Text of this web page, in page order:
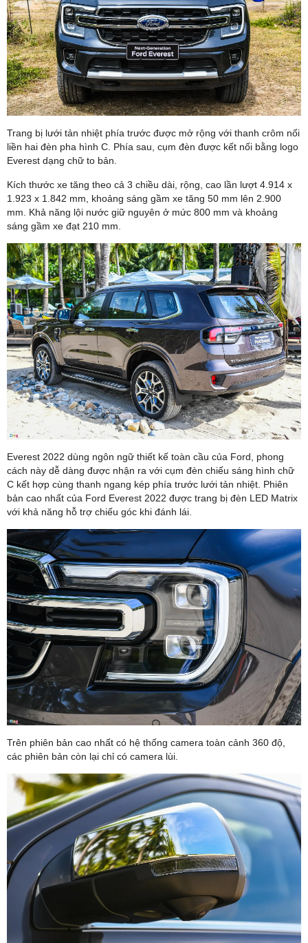
Trang bị lưới tản nhiệt phía trước được mở rộng với thanh crôm nối
liền hai đèn pha hình C. Phía sau, cụm đèn được kết nối bằng logo
Everest dạng chữ to bản.
Kích thước xe tăng theo cả 3 chiều dài, rộng, cao lần lượt 4.914 x
1.923 x 1.842 mm, khoảng sáng gầm xe tăng 50 mm lên 2.900
mm. Khả năng lội nước giữ nguyên ở mức 800 mm và khoảng
sáng gầm xe đạt 210 mm.
Everest 2022 dùng ngôn ngữ thiết kế toàn cầu của Ford, phong
cách này dễ dàng được nhận ra với cụm đèn chiếu sáng hình chữ
C kết hợp cùng thanh ngang kép phía trước lưới tản nhiệt. Phiên
bản cao nhất của Ford Everest 2022 được trang bị đèn LED Matrix
với khả năng hỗ trợ chiếu góc khi đánh lái.
Trên phiên bản cao nhất có hệ thống camera toàn cảnh 360 độ,
các phiên bản còn lại chỉ có camera lùi.